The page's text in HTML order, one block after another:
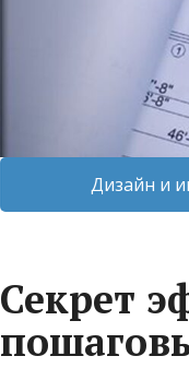
Дизайн и
Секрет